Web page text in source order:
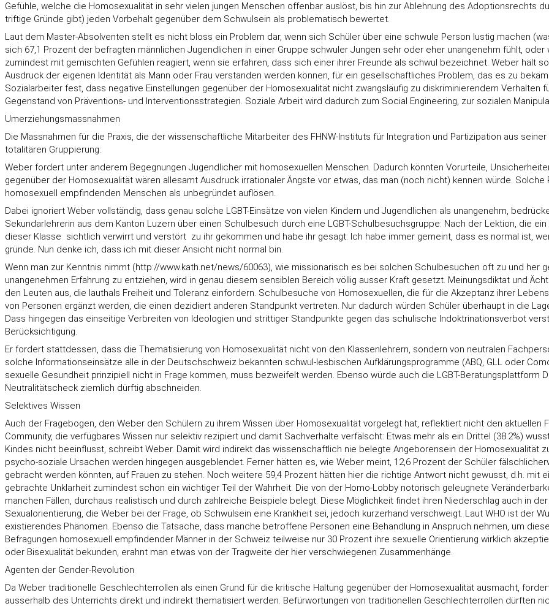
Gefühle, welche die Homosexualität in sehr vielen jungen Menschen offenbar auslöst, bis hin zur Ablehnung des Adoptionsrechts
triftige Gründe gibt) jeden Vorbehalt gegenüber dem Schwulsein als problematisch bewertet.
Laut dem Master-Absolventen stellt es nicht bloss ein Problem dar, wenn sich Schüler über eine schwule Person lustig machen
sich 67,1 Prozent der befragten männlichen Jugendlichen in einer Gruppe schwuler Jungen sehr oder eher unangenehm fühlt,
zumindest mit gemischten Gefühlen reagiert, wenn sie erfahren, dass sich einer ihrer Freunde als schwul bezeichnet. Weber hält
Ausdruck der eigenen Identität als Mann oder Frau verstanden werden können, für ein gesellschaftliches Problem, das es zu
Sozialarbeiter fest, dass negative Einstellungen gegenüber der Homosexualität nicht zwangsläufig zu diskriminierendem
Gegenstand von Präventions- und Interventionsstrategien. Soziale Arbeit wird dadurch zum Social Engineering, zur sozialen
Umerziehungsmassnahmen
Die Massnahmen für die Praxis, die der wissenschaftliche Mitarbeiter des FHNW-Instituts für Integration und Partizipation aus
totalitären Gruppierung:
Weber fordert unter anderem Begegnungen Jugendlicher mit homosexuellen Menschen. Dadurch könnten Vorurteile,
gegenüber der Homosexualität wären allesamt Ausdruck irrationaler Ängste vor etwas, das man (noch nicht) kennen würde. Solche
homosexuell empfindenden Menschen als unbegründet auflösen.
Dabei ignoriert Weber vollständig, dass genau solche LGBT-Einsätze von vielen Kindern und Jugendlichen als unangenehm,
Sekundarlehrerin aus dem Kanton Luzern über einen Schulbesuch durch eine LGBT-Schulbesuchsgruppe: Nach der Lektion, die
dieser Klasse  sichtlich verwirrt und verstört  zu ihr gekommen und habe ihr gesagt: Ich habe immer gemeint, dass es normal ist,
gründe. Nun denke ich, dass ich mit dieser Ansicht nicht normal bin.
Wenn man zur Kenntnis nimmt (http://www.kath.net/news/60063), wie missionarisch es bei solchen Schulbesuchen oft zu und her
unangenehmen Erfahrung zu entziehen, wird in genau diesem sensiblen Bereich völlig ausser Kraft gesetzt. Meinungsdiktat und
den Leuten aus, die lauthals Freiheit und Toleranz einfordern. Schulbesuche von Homosexuellen, die für die Akzeptanz ihrer
von Personen ergänzt werden, die einen dezidiert anderen Standpunkt vertreten. Nur dadurch würden Schüler überhaupt in die
Dass hingegen das einseitige Verbreiten von Ideologien und strittiger Standpunkte gegen das schulische Indoktrinationsverbot
Berücksichtigung.
Er fordert stattdessen, dass die Thematisierung von Homosexualität nicht von den Klassenlehrern, sondern von neutralen
solche Informationseinsätze alle in der Deutschschweiz bekannten schwul-lesbischen Aufklärungsprogramme (ABQ, GLL oder
sexuelle Gesundheit prinzipiell nicht in Frage kommen, muss bezweifelt werden. Ebenso würde auch die LGBT-Beratungsplattform
Neutralitätscheck ziemlich dürftig abschneiden.
Selektives Wissen
Auch der Fragebogen, den Weber den Schülern zu ihrem Wissen über Homosexualität vorgelegt hat, reflektiert nicht den aktuellen
Community, die verfügbares Wissen nur selektiv rezipiert und damit Sachverhalte verfälscht: Etwas mehr als ein Drittel (38.2%)
Kindes nicht beeinflusst, schreibt Weber. Damit wird indirekt das wissenschaftlich nie belegte Angeborensein der Homosexualität
psycho-soziale Ursachen werden hingegen ausgeblendet. Ferner hätten es, wie Weber meint, 12,6 Prozent der Schüler
gebracht werden könnten, auf Frauen zu stehen. Noch weitere 59,4 Prozent hätten hier die richtige Antwort nicht gewusst, d.h. mit
gebrachte Unklarheit zumindest schon ein wichtiger Teil der Wahrheit. Die von der Homo-Lobby notorisch geleugnete
manchen Fällen, durchaus realistisch und durch zahlreiche Beispiele belegt. Diese Möglichkeit findet ihren Niederschlag auch in
Sexualorientierung, die Weber bei der Frage, ob Schwulsein eine Krankheit sei, jedoch kurzerhand verschweigt. Laut WHO ist der
existierendes Phänomen. Ebenso die Tatsache, dass manche betroffene Personen eine Behandlung in Anspruch nehmen, um diese
Befragungen homosexuell empfindender Männer in der Schweiz teilweise nur 30 Prozent ihre sexuelle Orientierung wirklich
oder Bisexualität bekunden, erahnt man etwas von der Tragweite der hier verschwiegenen Zusammenhänge.
Agenten der Gender-Revolution
Da Weber traditionelle Geschlechterrollen als einen Grund für die kritische Haltung gegenüber der Homosexualität ausmacht,
ausserhalb des Unterrichts direkt und indirekt thematisiert werden. Befürwortungen von traditionellen Geschlechterrollen dürften